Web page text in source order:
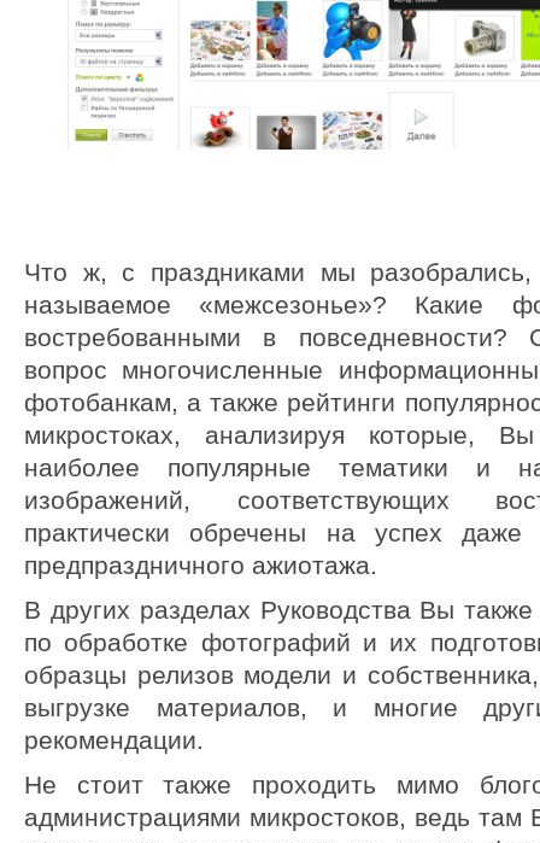
Что ж, с праздниками мы
называемое «межсезонье»? Какие
востребованными в повседневности?
вопрос многочисленные
фотобанкам, а также рейтинги
микростоках, анализируя которые,
наиболее популярные тематики и
изображений, соответствующих
практически обречены на успех даже
предпраздничного ажиотажа.
В других разделах Руководства Вы
по обработке фотографий и их
образцы релизов модели и
выгрузке материалов, и многие
рекомендации.
Не стоит также проходить мимо
администрациями микростоков, ведь там